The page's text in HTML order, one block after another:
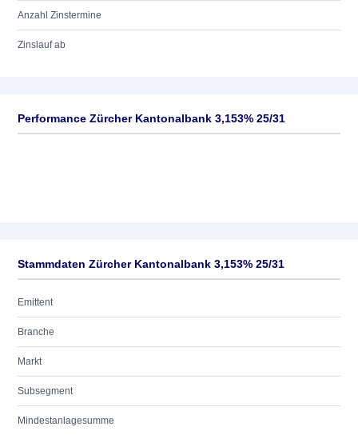
Anzahl Zinstermine
Zinslauf ab
Performance Zürcher Kantonalbank 3,153% 25/31
Stammdaten Zürcher Kantonalbank 3,153% 25/31
Emittent
Branche
Markt
Subsegment
Mindestanlagesumme